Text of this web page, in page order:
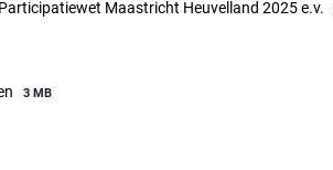
Maastricht Heuvelland 2025 e.v.
3 MB